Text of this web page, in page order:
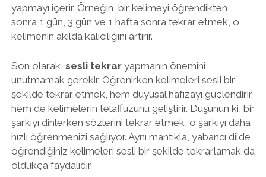
yapmayı içerir. Örneğin, bir kelimeyi öğrendikten
sonra 1 gün, 3 gün ve 1 hafta sonra tekrar etmek, o
kelimenin akılda kalıcılığını artırır.
Son olarak, sesli tekraryapmanın önemini
unutmamak gerekir. Öğrenirken kelimeleri sesli bir
şekilde tekrar etmek, hem duyusal hafızayı güçlendirir
hem de kelimelerin telaffuzunu geliştirir. Düşünün ki, bir
şarkıyı dinlerken sözlerini tekrar etmek, o şarkıyı daha
hızlı öğrenmenizi sağlıyor. Aynı mantıkla, yabancı dilde
öğrendiğiniz kelimeleri sesli bir şekilde tekrarlamak da
oldukça faydalıdır.